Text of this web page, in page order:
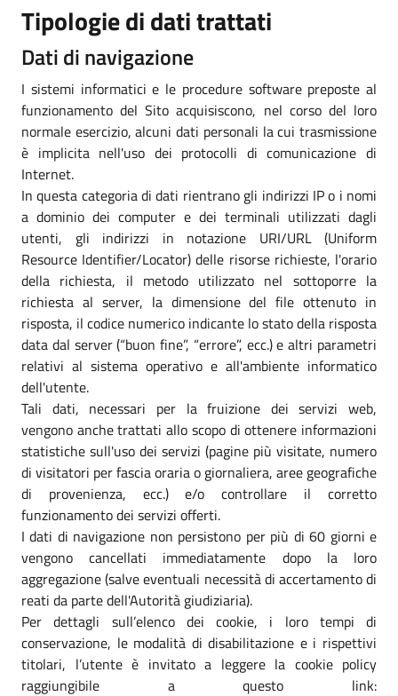
Tipologie di dati trattati
Dati di navigazione
I sistemi informatici e le procedure software preposte al
funzionamento del Sito acquisiscono, nel corso del loro
normale esercizio, alcuni dati personali la cui trasmissione
è implicita nell'uso dei protocolli di comunicazione di
Internet.
In questa categoria di dati rientrano gli indirizzi IP o i nomi
a dominio dei computer e dei terminali utilizzati dagli
utenti, gli indirizzi in notazione URI/URL (Uniform
Resource Identifier/Locator) delle risorse richieste, l'orario
della richiesta, il metodo utilizzato nel sottoporre la
richiesta al server, la dimensione del file ottenuto in
risposta, il codice numerico indicante lo stato della risposta
data dal server (“buon fine”, “errore”, ecc.) e altri parametri
relativi al sistema operativo e all'ambiente informatico
dell'utente.
Tali dati, necessari per la fruizione dei servizi web,
vengono anche trattati allo scopo di ottenere informazioni
statistiche sull'uso dei servizi (pagine più visitate, numero
di visitatori per fascia oraria o giornaliera, aree geografiche
di provenienza, ecc.) e/o controllare il corretto
funzionamento dei servizi offerti.
I dati di navigazione non persistono per più di 60 giorni e
vengono cancellati immediatamente dopo la loro
aggregazione (salve eventuali necessità di accertamento di
reati da parte dell'Autorità giudiziaria).
Per dettagli sull’elenco dei cookie, i loro tempi di
conservazione, le modalità di disabilitazione e i rispettivi
titolari, l’utente è invitato a leggere la cookie policy
raggiungibile a questo link: